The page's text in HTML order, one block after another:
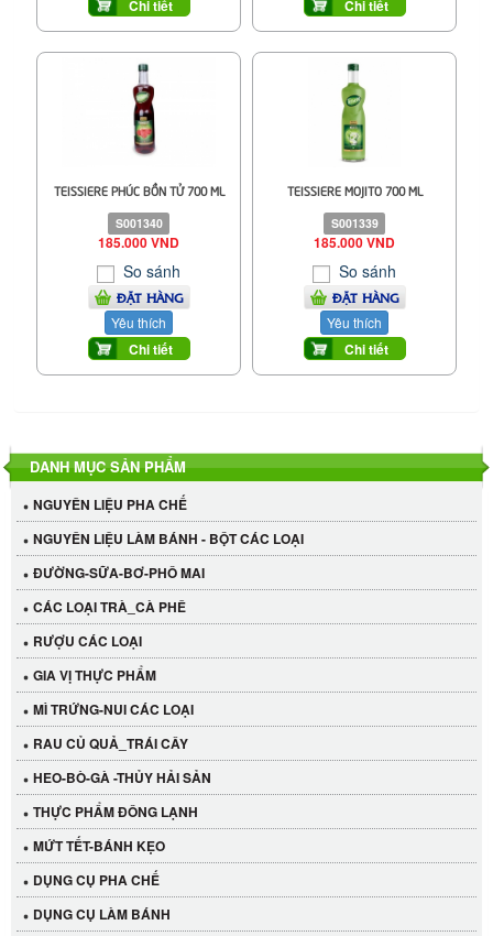
Chi tiết Chi tiết
TEISSIERE PHÚC BỒN TỬ 700 ML
S001340
185.000 VND
So sánh
ĐẶT HÀNG
Yêu thích
Chi tiết
TEISSIERE MOJITO 700 ML
S001339
185.000 VND
So sánh
ĐẶT HÀNG
Yêu thích
Chi tiết
DANH MỤC SẢN PHẨM
NGUYÊN LIỆU PHA CHẾ
NGUYÊN LIỆU LÀM BÁNH - BỘT CÁC LOẠI
ĐƯỜNG-SỮA-BƠ-PHÔ MAI
CÁC LOẠI TRÀ_CÀ PHÊ
RƯỢU CÁC LOẠI
GIA VỊ THỰC PHẨM
MÌ TRỨNG-NUI CÁC LOẠI
RAU CỦ QUẢ_TRÁI CÂY
HEO-BÒ-GÀ -THỦY HẢI SẢN
THỰC PHẨM ĐÔNG LẠNH
MỨT TẾT-BÁNH KẸO
DỤNG CỤ PHA CHẾ
DỤNG CỤ LÀM BÁNH